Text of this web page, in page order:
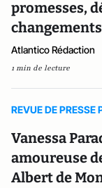
promesses,
Atlantico Rédaction
1 min de lecture
REVUE DE PRESSE
Vanessa
amoureuse
Albert de